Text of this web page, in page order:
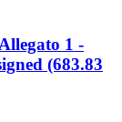
Allegato 1 -
(683.83